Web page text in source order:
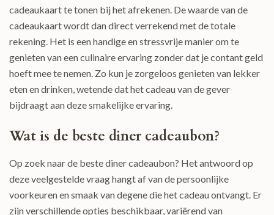
cadeaukaart te tonen bij het afrekenen. De waarde van de
cadeaukaart wordt dan direct verrekend met de totale
rekening. Het is een handige en stressvrije manier om te
genieten van een culinaire ervaring zonder dat je contant geld
hoeft mee te nemen. Zo kun je zorgeloos genieten van lekker
eten en drinken, wetende dat het cadeau van de gever
bijdraagt aan deze smakelijke ervaring.
Wat is de beste diner cadeaubon?
Op zoek naar de beste diner cadeaubon? Het antwoord op
deze veelgestelde vraag hangt af van de persoonlijke
voorkeuren en smaak van degene die het cadeau ontvangt. Er
zijn verschillende opties beschikbaar, variërend van